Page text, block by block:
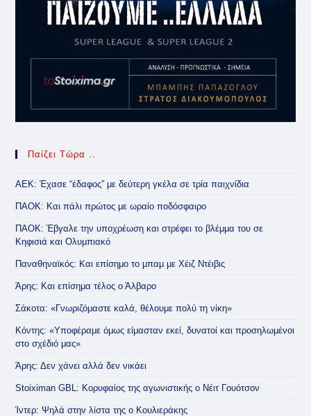
Παίζει Τώρα ..
ΑΕΚ: Έχασε “έδαφος” με δεύτερη γκέλα σε τρία παιχνίδια
ΠΑΟΚ: Και πάλι πρώτος με ωραίο ποδόσφαιρο
ΠΑΟΚ: Έβγαλε την υποχρέωση και στρέφει το βλέμμα του σε
Κηφισιά και Ολυμπιακό
Παναθηναϊκός: Και επίσημο το μπαμ με Χέιζ Ντέιβις
Άρης: Και επίσημα τέλος ο Άλβαρο
Σάκοτα: «Γνωριζόμαστε καλά, θέλουμε πολύ τη νίκη»
Κόντης: «Υποφέραμε όμως είμασταν εκεί, δυνατοί και προσηλωμένοι
στο σχέδιό μας»
Άρης: Δεν χάνει αλλά δεν νικάει
Stoiximan GBL: Κορυφαίος της αγωνιστικής ο Νέιτ Γουότσον
Ίντερ: Ψηλά στην λίστα της ο Κουλιεράκης